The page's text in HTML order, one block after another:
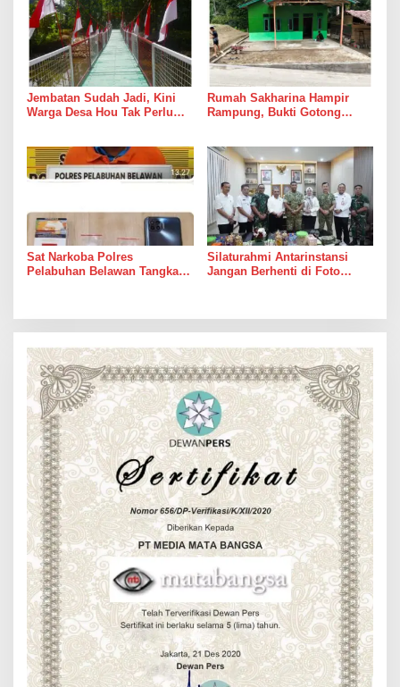
Jembatan Sudah Jadi, Kini
Warga Desa Hou Tak Perlu
Rumah Sakharina Hampir
Rampung, Bukti Gotong
Sat Narkoba Polres
Pelabuhan Belawan Tangkap
Silaturahmi Antarinstansi
Jangan Berhenti di Foto